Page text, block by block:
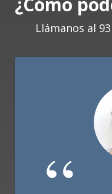
Llámanos al